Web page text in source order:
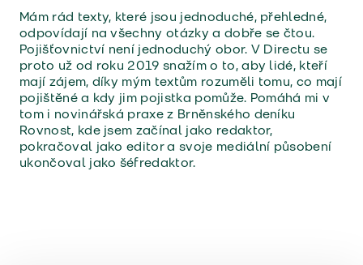
Mám rád texty, které jsou jednoduché, přehledné,
odpovídají na všechny otázky a dobře se čtou.
Pojišťovnictví není jednoduchý obor. V Directu se
proto už od roku 2019 snažím o to, aby lidé, kteří
mají zájem, díky mým textům rozuměli tomu, co mají
pojištěné a kdy jim pojistka pomůže. Pomáhá mi v
tom i novinářská praxe z Brněnského deníku
Rovnost, kde jsem začínal jako redaktor,
pokračoval jako editor a svoje mediální působení
ukončoval jako šéfredaktor.